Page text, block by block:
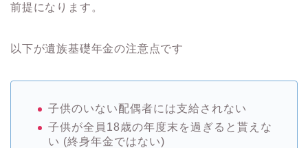
前提になります。
以下が遺族基礎年金の注意点です
子供のいない配偶者には支給されない
子供が全員18歳の年度末を過ぎると貰えな
い (終身年金ではない)